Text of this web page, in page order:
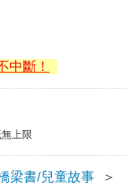
中斷！
上限
梁書/兒童故事
＞